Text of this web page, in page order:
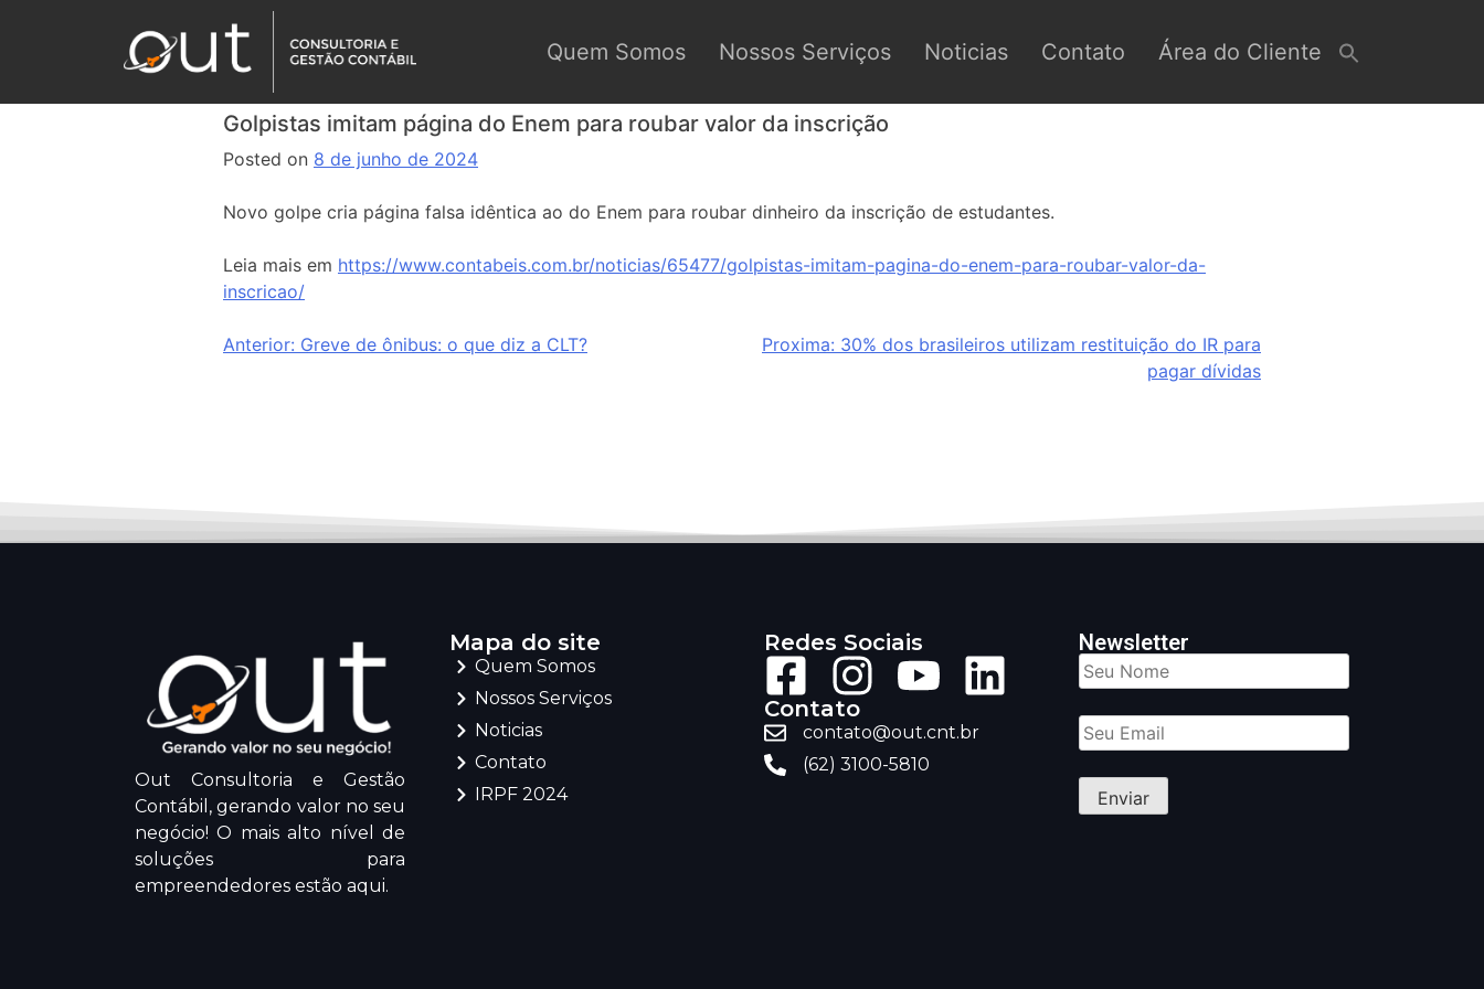
Quem Somos Nossos Serviços Noticias Contato Área do Cliente
Golpistas imitam página do Enem para roubar valor da inscrição
Posted on 8 de junho de 2024
Novo golpe cria página falsa idêntica ao do Enem para roubar dinheiro da inscrição de estudantes.
Leia mais em https://www.contabeis.com.br/noticias/65477/golpistas-imitam-pagina-do-enem-para-roubar-valor-da-
inscricao/
Anterior: Greve de ônibus: o que diz a CLT? Proxima: 30% dos brasileiros utilizam restituição do IR para
pagar dívidas
Out Consultoria e Gestão
Contábil, gerando valor no seu
negócio! O mais alto nível de
soluções para
empreendedores estão aqui.
Mapa do site
Quem Somos
Nossos Serviços
Noticias
Contato
IRPF 2024
Redes Sociais
Contato
contato@out.cnt.br
(62) 3100-5810
Newsletter